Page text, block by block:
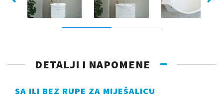
DETALJI I NAPOMENE
SA ILI BEZ RUPE ZA MIJEŠALICU